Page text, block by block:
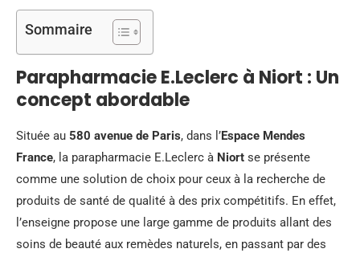
Sommaire
Parapharmacie E.Leclerc à Niort : Un
concept abordable
Située au 580 avenue de Paris, dans l’Espace Mendes
France, la parapharmacie E.Leclerc à Niort se présente
comme une solution de choix pour ceux à la recherche de
produits de santé de qualité à des prix compétitifs. En effet,
l’enseigne propose une large gamme de produits allant des
soins de beauté aux remèdes naturels, en passant par des